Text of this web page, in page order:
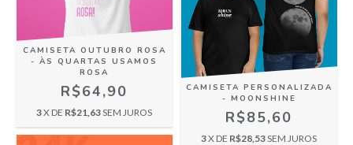
CAMISETA OUTUBRO ROSA
- ÀS QUARTAS USAMOS
ROSA
R$64,90
3X DE R$21,63SEM JUROS
CAMISETA PERSONALIZADA
- MOONSHINE
R$85,60
3X DE R$28,53SEM JUROS